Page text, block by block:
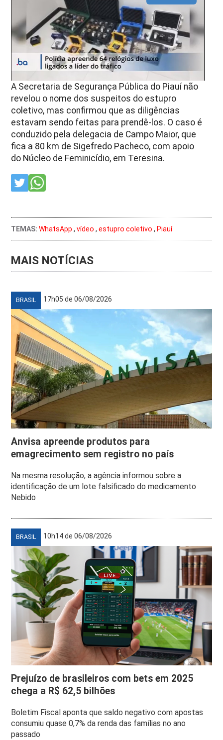
A Secretaria de Segurança Pública do Piauí não
revelou o nome dos suspeitos do estupro
coletivo, mas confirmou que as diligências
estavam sendo feitas para prendê-los. O caso é
conduzido pela delegacia de Campo Maior, que
fica a 80 km de Sigefredo Pacheco, com apoio
do Núcleo de Feminicídio, em Teresina.
TEMAS: WhatsApp ,vídeo ,estupro coletivo , Piauí
MAIS NOTÍCIAS
BRASIL 17h05 de 06/08/2026
Anvisa apreende produtos para
emagrecimento sem registro no país
Na mesma resolução, a agência informou sobre a
identificação de um lote falsificado do medicamento
Nebido
BRASIL 10h14 de 06/08/2026
Prejuízo de brasileiros com bets em 2025
chega a R$ 62,5 bilhões
Boletim Fiscal aponta que saldo negativo com apostas
consumiu quase 0,7% da renda das famílias no ano
passado